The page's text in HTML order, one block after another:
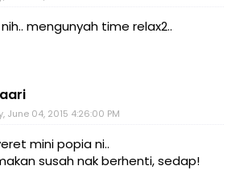
mengunyah time relax2..
June 04, 2015 4:26:00 PM
mini popia ni..
susah nak berhenti, sedap!